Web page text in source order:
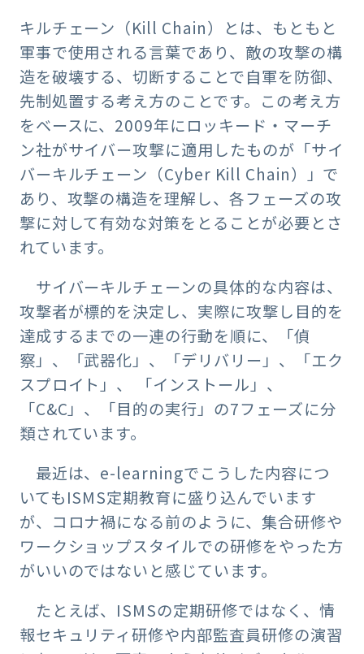
キルチェーン（Kill Chain）とは、もともと
軍事で使用される言葉であり、敵の攻撃の構
造を破壊する、切断することで自軍を防御、
先制処置する考え方のことです。この考え方
をベースに、2009年にロッキード・マーチ
ン社がサイバー攻撃に適用したものが「サイ
バーキルチェーン（Cyber Kill Chain）」で
あり、攻撃の構造を理解し、各フェーズの攻
撃に対して有効な対策をとることが必要とさ
れています。
サイバーキルチェーンの具体的な内容は、
攻撃者が標的を決定し、実際に攻撃し目的を
達成するまでの一連の行動を順に、「偵
察」、「武器化」、「デリバリー」、「エク
スプロイト」、 「インストール」、
「C&C」、「目的の実行」の7フェーズに分
類されています。
最近は、e-learningでこうした内容につ
いてもISMS定期教育に盛り込んでいます
が、コロナ禍になる前のように、集合研修や
ワークショップスタイルでの研修をやった方
がいいのではないと感じています。
たとえば、ISMSの定期研修ではなく、情
報セキュリティ研修や内部監査員研修の演習